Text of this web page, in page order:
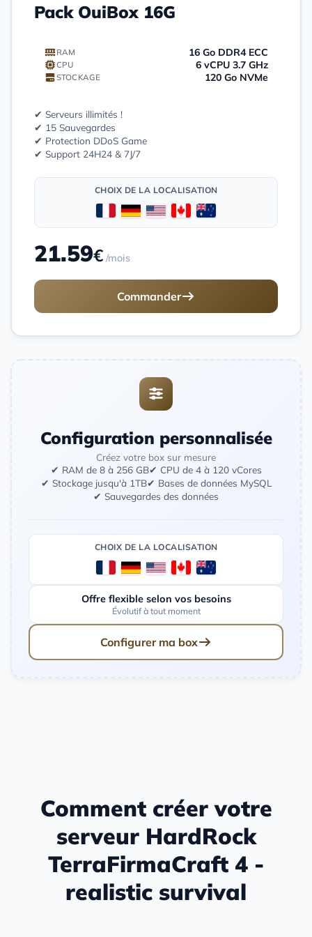
Pack OuiBox 16G
RAM 16 Go DDR4 ECC
CPU 6 vCPU 3.7 GHz
STOCKAGE 120 Go NVMe
✔ Serveurs illimités !
✔ 15 Sauvegardes
✔ Protection DDoS Game
✔ Support 24H24 & 7J/7
CHOIX DE LA LOCALISATION
21.59€ /mois
Commander
Configuration personnalisée
Créez votre box sur mesure
✔ RAM de 8 à 256 GB✔ CPU de 4 à 120 vCores
✔ Stockage jusqu'à 1TB✔ Bases de données MySQL
✔ Sauvegardes des données
CHOIX DE LA LOCALISATION
Offre flexible selon vos besoins
Évolutif à tout moment
Configurer ma box
Comment créer votre
serveur HardRock
TerraFirmaCraft 4 -
realistic survival